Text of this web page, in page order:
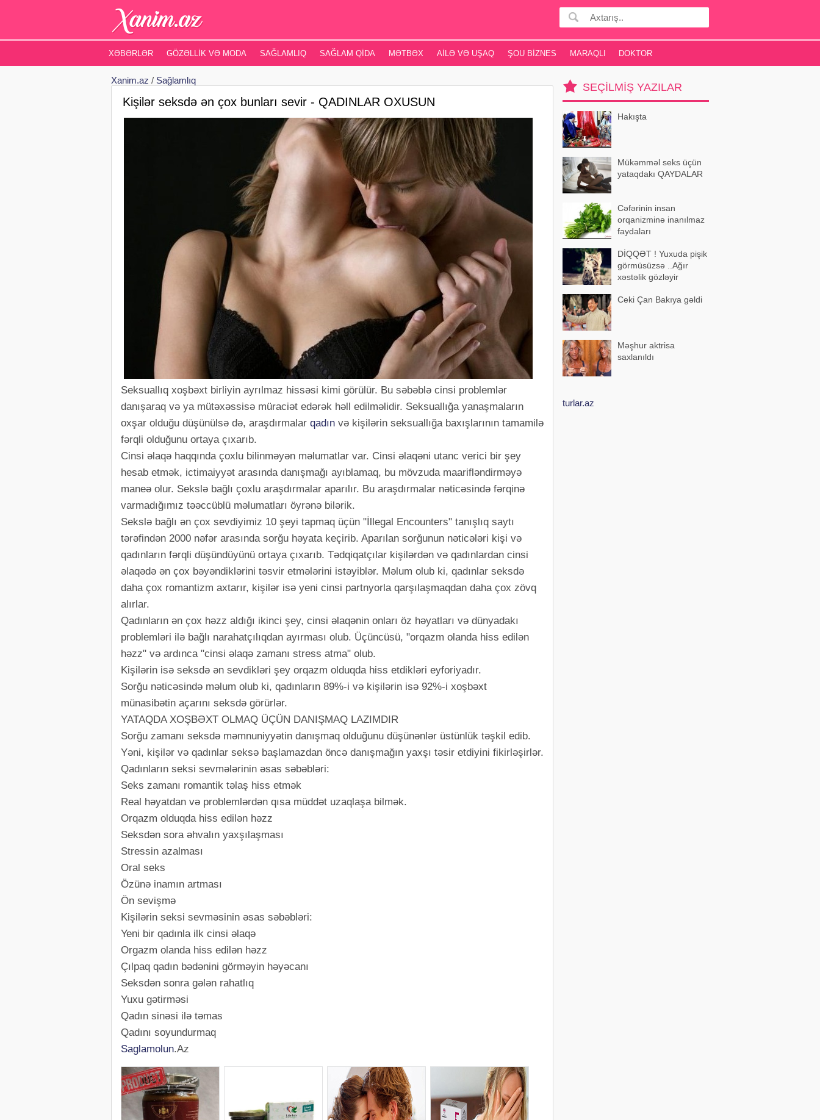
XƏBƏRLƏR GÖZƏLLIK VƏ MODA SAĞLAMLIQ SAĞLAM QIDA MƏTBƏX AILƏ VƏ UŞAQ ŞOU BIZNES MARAQLI DOKTOR
Xanim.az / Sağlamlıq
Kişilər seksdə ən çox bunları sevir - QADINLAR OXUSUN
Seksuallıq xoşbəxt birliyin ayrılmaz hissəsi kimi görülür. Bu səbəblə cinsi problemlər
danışaraq və ya mütəxəssisə müraciət edərək həll edilməlidir. Seksuallığa yanaşmaların
oxşar olduğu düşünülsə də, araşdırmalar qadın və kişilərin seksuallığa baxışlarının tamamilə
fərqli olduğunu ortaya çıxarıb.
Cinsi əlaqə haqqında çoxlu bilinməyən məlumatlar var. Cinsi əlaqəni utanc verici bir şey
hesab etmək, ictimaiyyət arasında danışmağı ayıblamaq, bu mövzuda maarifləndirməyə
maneə olur. Sekslə bağlı çoxlu araşdırmalar aparılır. Bu araşdırmalar nəticəsində fərqinə
varmadığımız təəccüblü məlumatları öyrənə bilərik.
Sekslə bağlı ən çox sevdiyimiz 10 şeyi tapmaq üçün "İllegal Encounters" tanışlıq saytı
tərəfindən 2000 nəfər arasında sorğu həyata keçirib. Aparılan sorğunun nəticələri kişi və
qadınların fərqli düşündüyünü ortaya çıxarıb. Tədqiqatçılar kişilərdən və qadınlardan cinsi
əlaqədə ən çox bəyəndiklərini təsvir etmələrini istəyiblər. Məlum olub ki, qadınlar seksdə
daha çox romantizm axtarır, kişilər isə yeni cinsi partnyorla qarşılaşmaqdan daha çox zövq
alırlar.
Qadınların ən çox həzz aldığı ikinci şey, cinsi əlaqənin onları öz həyatları və dünyadakı
problemləri ilə bağlı narahatçılıqdan ayırması olub. Üçüncüsü, "orqazm olanda hiss edilən
həzz" və ardınca "cinsi əlaqə zamanı stress atma" olub.
Kişilərin isə seksdə ən sevdikləri şey orqazm olduqda hiss etdikləri eyforiyadır.
Sorğu nəticəsində məlum olub ki, qadınların 89%-i və kişilərin isə 92%-i xoşbəxt
münasibətin açarını seksdə görürlər.
YATAQDA XOŞBƏXT OLMAQ ÜÇÜN DANIŞMAQ LAZIMDIR
Sorğu zamanı seksdə məmnuniyyətin danışmaq olduğunu düşünənlər üstünlük təşkil edib.
Yəni, kişilər və qadınlar seksə başlamazdan öncə danışmağın yaxşı təsir etdiyini fikirləşirlər.
Qadınların seksi sevmələrinin əsas səbəbləri:
Seks zamanı romantik təlaş hiss etmək
Real həyatdan və problemlərdən qısa müddət uzaqlaşa bilmək.
Orqazm olduqda hiss edilən həzz
Seksdən sora əhvalın yaxşılaşması
Stressin azalması
Oral seks
Özünə inamın artması
Ön sevişmə
Kişilərin seksi sevməsinin əsas səbəbləri:
Yeni bir qadınla ilk cinsi əlaqə
Orgazm olanda hiss edilən həzz
Çılpaq qadın bədənini görməyin həyəcanı
Seksdən sonra gələn rahatlıq
Yuxu gətirməsi
Qadın sinəsi ilə təmas
Qadını soyundurmaq
Saglamolun.Az
SEÇILMIŞ YAZILAR
Hakışta
Mükəmməl seks üçün
yataqdakı QAYDALAR
Cəfərinin insan
orqanizminə inanılmaz
faydaları
DİQQƏT ! Yuxuda pişik
görmüsüzsə ..Ağır
xəstəlik gözləyir
Ceki Çan Bakıya gəldi
Məşhur aktrisa
saxlanıldı
turlar.az